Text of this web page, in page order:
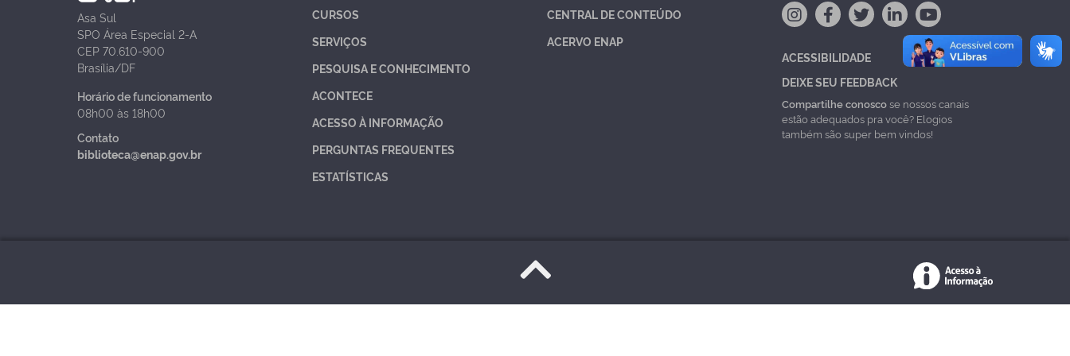
Asa Sul
SPO Área Especial 2-A
CEP 70.610-900
Brasília/DF
Horário de funcionamento
08h00 às 18h00
Contato
biblioteca@enap.gov.br
CURSOS
SERVIÇOS
PESQUISA E CONHECIMENTO
ACONTECE
ACESSO À INFORMAÇÃO
PERGUNTAS FREQUENTES
ESTATÍSTICAS
CENTRAL DE CONTEÚDO
ACERVO ENAP
ACESSIBILIDADE
DEIXE SEU FEEDBACK
Compartilhe conoscose nossos canais
estão adequados pra você? Elogios
também são super bem vindos!